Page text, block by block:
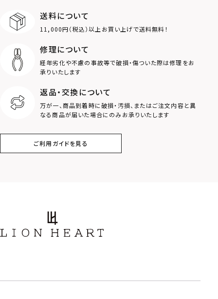
ダブルリング
ロゴ
クラウン
フラワー
送料について
11,000円（税込）以上お買い上げで送料無料！
修理について
経年劣化や不慮の事故等で破損・傷ついた際は修理をお
承りいたします
返品・交換について
万が一、商品到着時に破損・汚損、またはご注文内容と異
なる商品が届いた場合にのみお承りいたします
ご利用ガイドを見る